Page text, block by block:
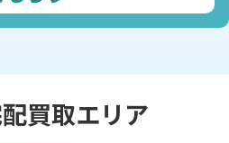
買取エリア